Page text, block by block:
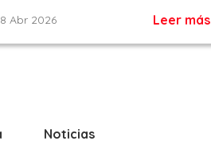
Abr 2026 Leer más
Noticias